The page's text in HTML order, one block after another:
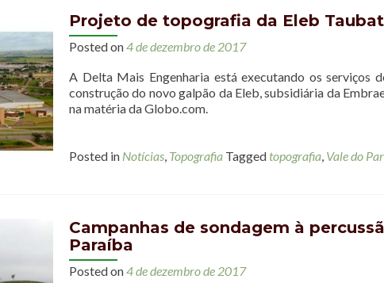
Projeto de topografia da Eleb
Posted on4 de dezembro de 2017
A Delta Mais Engenharia está executando os serviços
construção do novo galpão da Eleb, subsidiária da
na matéria da Globo.com.
Posted in Notícias, Topografia Tagged topografia, Vale do
Campanhas de sondagem à
Paraíba
Posted on4 de dezembro de 2017